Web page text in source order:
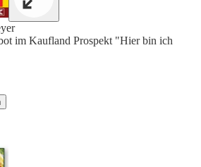
im Kaufland Prospekt "Hier bin ich